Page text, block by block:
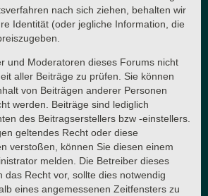
nach sich ziehen, behalten wir
Identität (oder jegliche Information, die
und Moderatoren dieses Forums nicht
aller Beiträge zu prüfen. Sie können
von Beiträgen anderer Personen
werden. Beiträge sind lediglich
des Beitragserstellers bzw -einstellers.
geltendes Recht oder diese
verstoßen, können Sie diesen einem
melden. Die Betreiber dieses
das Recht vor, sollte dies notwendig
eines angemessenen Zeitfensters zu